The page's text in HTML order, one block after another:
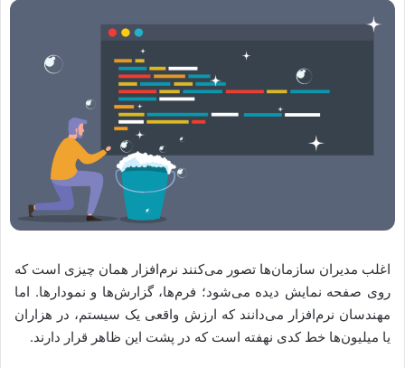
اغلب مدیران سازمان‌ها تصور می‌کنند نرم‌افزار همان چیزی است که
روی صفحه نمایش دیده می‌شود؛ فرم‌ها، گزارش‌ها و نمودارها. اما
مهندسان نرم‌افزار می‌دانند که ارزش واقعی یک سیستم، در هزاران
یا میلیون‌ها خط کدی نهفته است که در پشت این ظاهر قرار دارند.